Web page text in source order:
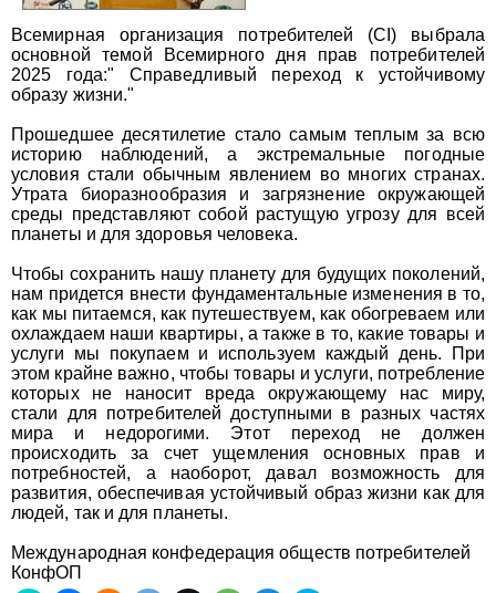
Всемирная организация потребителей (CI) выбрала
основной темой Всемирного дня прав потребителей
2025 года:" Справедливый переход к устойчивому
образу жизни."
Прошедшее десятилетие стало самым теплым за всю
историю наблюдений, а экстремальные погодные
условия стали обычным явлением во многих странах.
Утрата биоразнообразия и загрязнение окружающей
среды представляют собой растущую угрозу для всей
планеты и для здоровья человека.
Чтобы сохранить нашу планету для будущих поколений,
нам придется внести фундаментальные изменения в то,
как мы питаемся, как путешествуем, как обогреваем или
охлаждаем наши квартиры, а также в то, какие товары и
услуги мы покупаем и используем каждый день. При
этом крайне важно, чтобы товары и услуги, потребление
которых не наносит вреда окружающему нас миру,
стали для потребителей доступными в разных частях
мира и недорогими. Этот переход не должен
происходить за счет ущемления основных прав и
потребностей, а наоборот, давал возможность для
развития, обеспечивая устойчивый образ жизни как для
людей, так и для планеты.
Международная конфедерация обществ потребителей
КонфОП